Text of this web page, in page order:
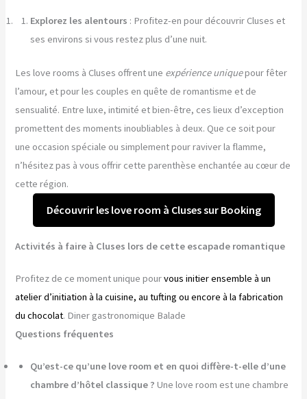
Explorez les alentours : Profitez-en pour découvrir Cluses et
ses environs si vous restez plus d’une nuit.
Les love rooms à Cluses offrent une expérience uniquepour fêter
l’amour, et pour les couples en quête de romantisme et de
sensualité. Entre luxe, intimité et bien-être, ces lieux d’exception
promettent des moments inoubliables à deux. Que ce soit pour
une occasion spéciale ou simplement pour raviver la flamme,
n’hésitez pas à vous offrir cette parenthèse enchantée au cœur de
cette région.
Découvrir les love room à Cluses sur Booking
Activités à faire à Cluses lors de cette escapade romantique
Profitez de ce moment unique pourvous initier ensemble à un
atelier d’initiation à la cuisine, au tufting ou encore à la fabrication
du chocolat. Diner gastronomique Balade
Questions fréquentes
Qu’est-ce qu’une love room et en quoi diffère-t-elle d’une
chambre d’hôtel classique ? Une love room est une chambre